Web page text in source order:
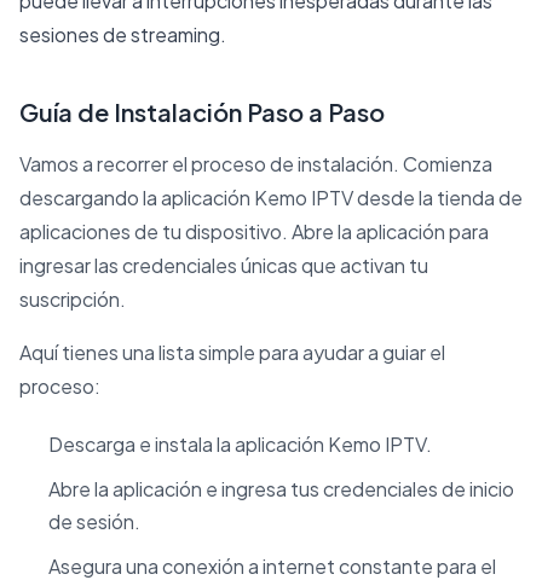
sesiones de streaming.
Guía de Instalación Paso a Paso
Vamos a recorrer el proceso de instalación. Comienza
descargando la aplicación Kemo IPTV desde la tienda de
aplicaciones de tu dispositivo. Abre la aplicación para
ingresar las credenciales únicas que activan tu
suscripción.
Aquí tienes una lista simple para ayudar a guiar el
proceso:
Descarga e instala la aplicación Kemo IPTV.
Abre la aplicación e ingresa tus credenciales de inicio
de sesión.
Asegura una conexión a internet constante para el